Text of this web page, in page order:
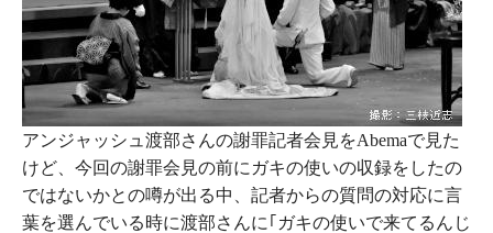
アンジャッシュ渡部さんの謝罪記者会見をAbemaで見た
けど、今回の謝罪会見の前にガキの使いの収録をしたの
ではないかとの噂が出る中、記者からの質問の対応に言
葉を選んでいる時に渡部さんに｢ガキの使いで来てるんじ